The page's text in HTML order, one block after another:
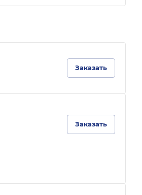
Заказать
Заказать